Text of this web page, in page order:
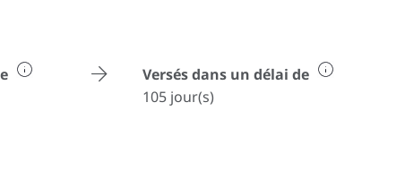
Versés dans un délai de
105 jour(s)